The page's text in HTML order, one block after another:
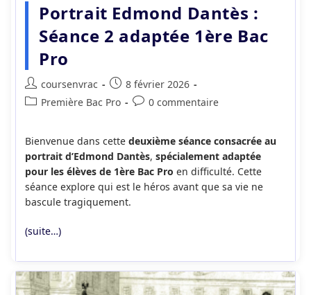
Portrait Edmond Dantès :
Séance 2 adaptée 1ère Bac
Pro
Auteur/autrice
de
coursenvrac
Publication
publiée :
8 février 2026
PostPremière Bac Pro
Commentaires
publication :
0 commentaire
Bienvenue dans cette deuxième séance consacrée au
portrait d’Edmond Dantès, spécialement adaptée
pour les élèves de 1ère Bac Pro en difficulté. Cette
séance explore qui est le héros avant que sa vie ne
bascule tragiquement.
(suite…)